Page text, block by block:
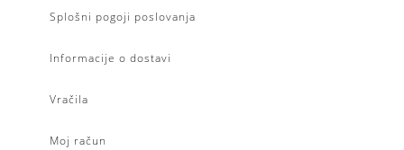
Splošni pogoji poslovanja
Informacije o dostavi
Vračila
Moj račun